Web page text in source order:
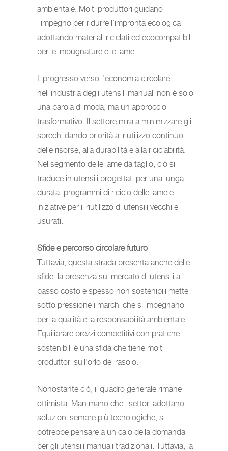
ambientale. Molti produttori guidano
l’impegno per ridurre l’impronta ecologica
adottando materiali riciclati ed ecocompatibili
per le impugnature e le lame.
Il progresso verso l’economia circolare
nell’industria degli utensili manuali non è solo
una parola di moda, ma un approccio
trasformativo. Il settore mira a minimizzare gli
sprechi dando priorità al riutilizzo continuo
delle risorse, alla durabilità e alla riciclabilità.
Nel segmento delle lame da taglio, ciò si
traduce in utensili progettati per una lunga
durata, programmi di riciclo delle lame e
iniziative per il riutilizzo di utensili vecchi e
usurati.
Sfide e percorso circolare futuro
Tuttavia, questa strada presenta anche delle
sfide: la presenza sul mercato di utensili a
basso costo e spesso non sostenibili mette
sotto pressione i marchi che si impegnano
per la qualità e la responsabilità ambientale.
Equilibrare prezzi competitivi con pratiche
sostenibili è una sfida che tiene molti
produttori sull'orlo del rasoio.
Nonostante ciò, il quadro generale rimane
ottimista. Man mano che i settori adottano
soluzioni sempre più tecnologiche, si
potrebbe pensare a un calo della domanda
per gli utensili manuali tradizionali. Tuttavia, la